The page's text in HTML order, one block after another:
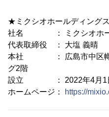
★ミクシオホールディング
社名 ： ミクシオホー
代表取締役 ： 大塩 義晴
本社 ： 広島市中区幟町
グ2階
設立 ： 2022年4月1
ホームページ：
https://